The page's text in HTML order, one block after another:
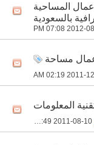
المساحية
بالسعودية
07:08 PM
مساحة
02:19 AM
المعلومات
07:49 AM